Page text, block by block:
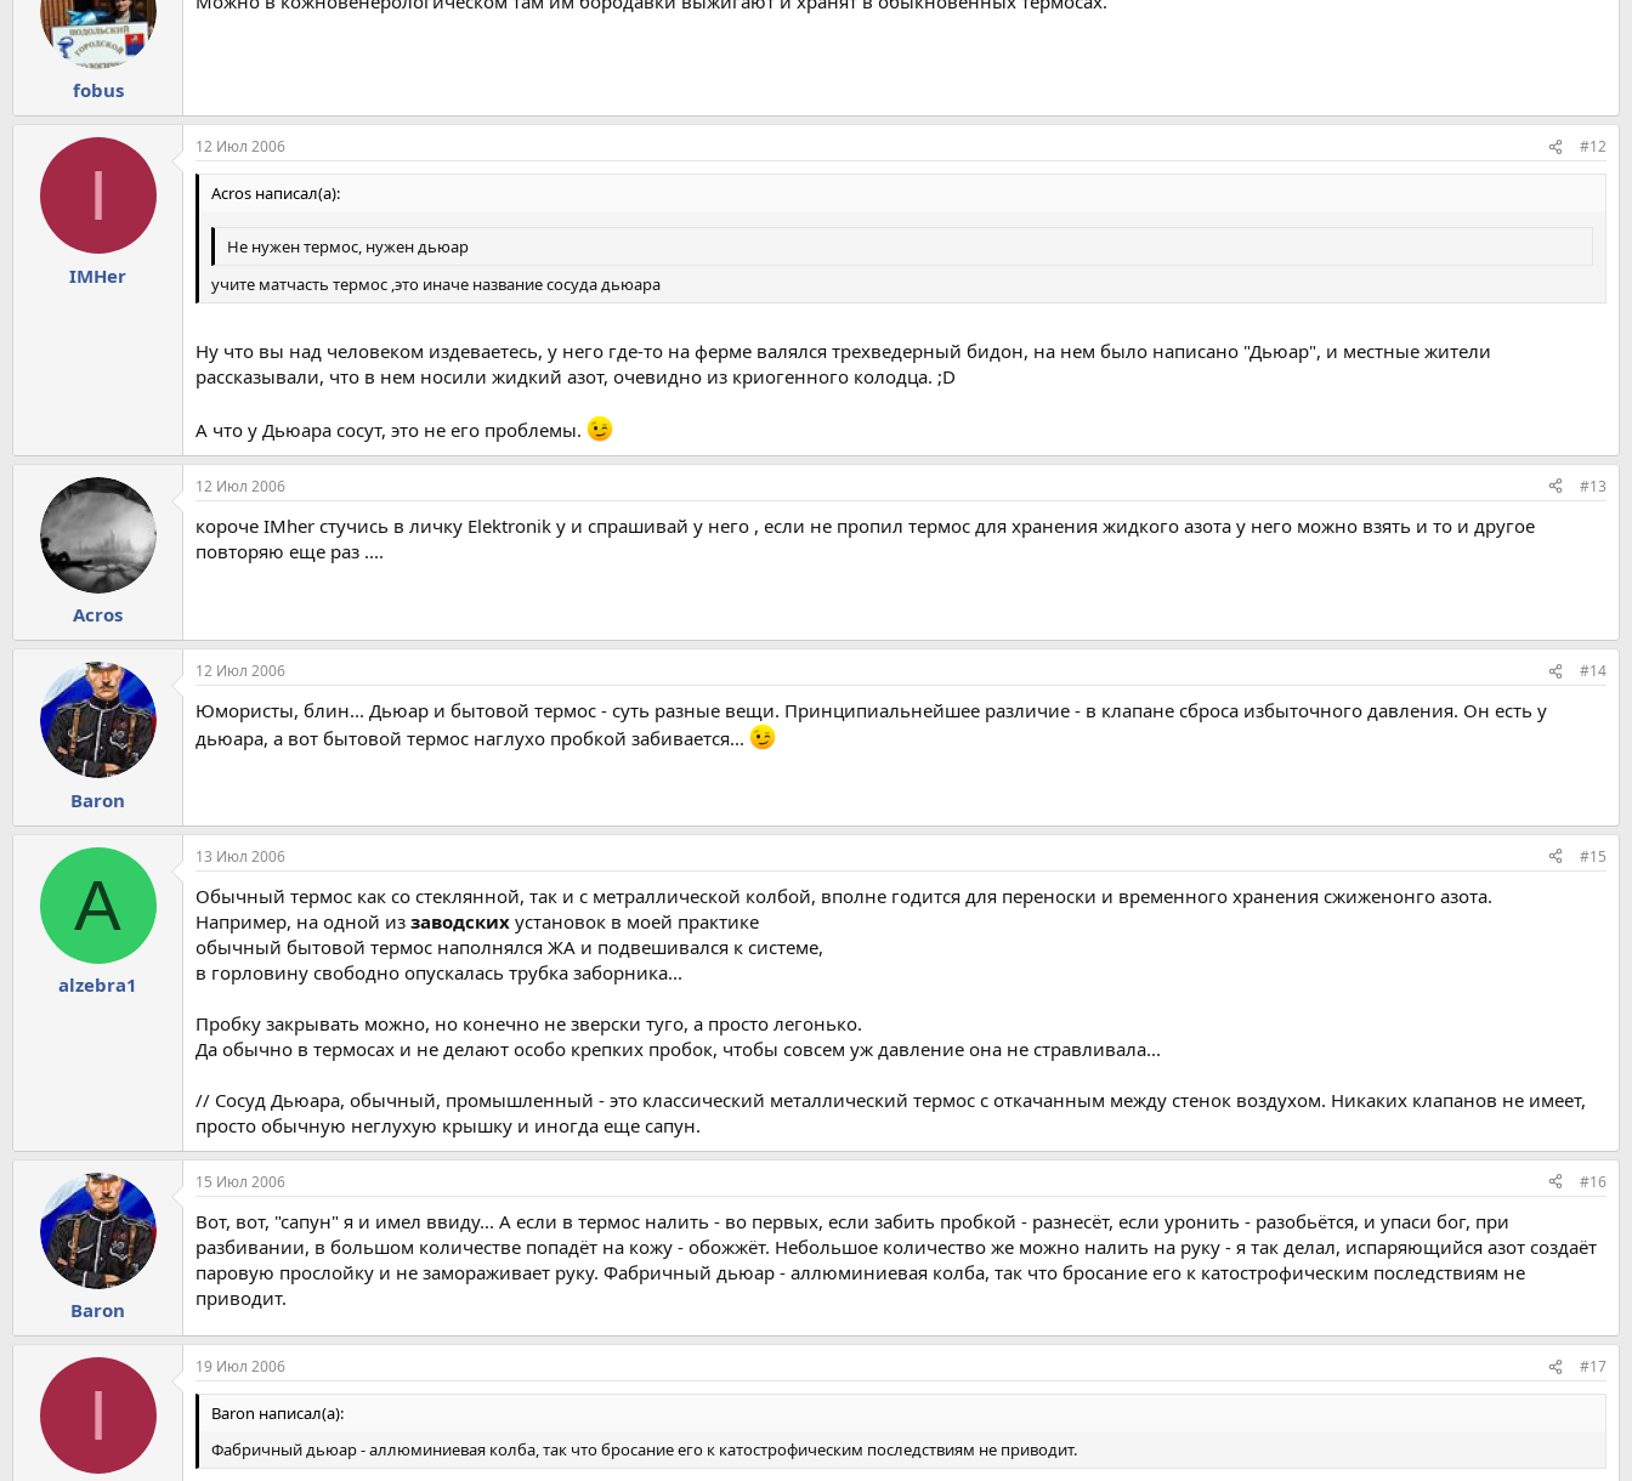
fobus
I
IMHer
12 Июл 2006 #12
Acros написал(а):
Не нужен термос, нужен дьюар
учите матчасть термос ,это иначе название сосуда дьюара
Ну что вы над человеком издеваетесь, у него где-то на ферме валялся трехведерный бидон, на нем было написано "Дьюар", и местные жители
рассказывали, что в нем носили жидкий азот, очевидно из криогенного колодца. ;D
А что у Дьюара сосут, это не его проблемы.
Acros
12 Июл 2006 #13
короче IMher стучись в личку Elektronik у и спрашивай у него , если не пропил термос для хранения жидкого азота у него можно взять и то и другое
повторяю еще раз ....
Baron
12 Июл 2006 #14
Юмористы, блин... Дьюар и бытовой термос - суть разные вещи. Принципиальнейшее различие - в клапане сброса избыточного давления. Он есть у
дьюара, а вот бытовой термос наглухо пробкой забивается...
A
alzebra1
13 Июл 2006 #15
Обычный термос как со стеклянной, так и с метраллической колбой, вполне годится для переноски и временного хранения сжиженонго азота.
Например, на одной из заводских установок в моей практике
обычный бытовой термос наполнялся ЖА и подвешивался к системе,
в горловину свободно опускалась трубка заборника...
Пробку закрывать можно, но конечно не зверски туго, а просто легонько.
Да обычно в термосах и не делают особо крепких пробок, чтобы совсем уж давление она не стравливала...
// Сосуд Дьюара, обычный, промышленный - это классический металлический термос с откачанным между стенок воздухом. Никаких клапанов не имеет,
просто обычную неглухую крышку и иногда еще сапун.
Baron
15 Июл 2006 #16
Вот, вот, "сапун" я и имел ввиду... А если в термос налить - во первых, если забить пробкой - разнесёт, если уронить - разобьётся, и упаси бог, при
разбивании, в большом количестве попадёт на кожу - обожжёт. Небольшое количество же можно налить на руку - я так делал, испаряющийся азот создаёт
паровую прослойку и не замораживает руку. Фабричный дьюар - аллюминиевая колба, так что бросание его к катострофическим последствиям не
приводит.
I
19 Июл 2006 #17
Baron написал(а):
Фабричный дьюар - аллюминиевая колба, так что бросание его к катострофическим последствиям не приводит.